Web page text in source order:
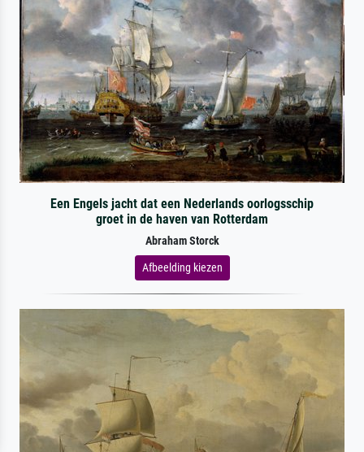
Een Engels jacht dat een Nederlands oorlogsschip
groet in de haven van Rotterdam
Abraham Storck
Afbeelding kiezen